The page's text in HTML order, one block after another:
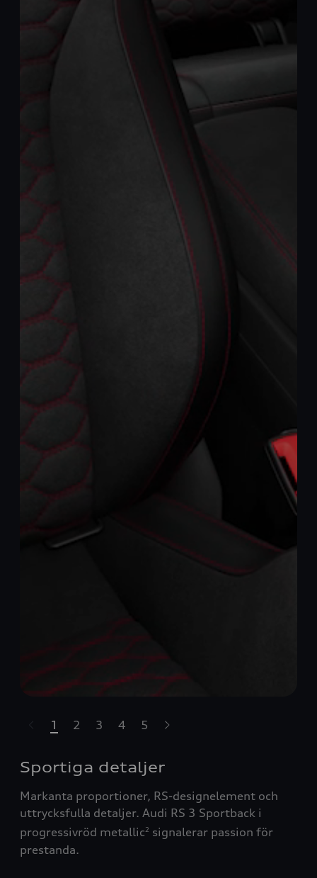
över karusell
1 2 3 4 5
Sportiga detaljer
Markanta proportioner, RS-designelement och
uttrycksfulla detaljer. Audi RS 3 Sportback i
progressivröd metallic2 signalerar passion för
prestanda.